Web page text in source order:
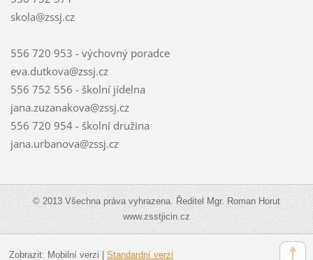
skola@zssj.cz
556 720 953 - výchovný poradce
eva.dutkova@zssj.cz
556 752 556 - školní jídelna
jana.zuzanakova@zssj.cz
556 720 954 - školní družina
jana.urbanova@zssj.cz
© 2013 Všechna práva vyhrazena. Ředitel Mgr. Roman Horut
www.zsstjicin.cz
Zobrazit: Mobilní verzi Standardní verzi